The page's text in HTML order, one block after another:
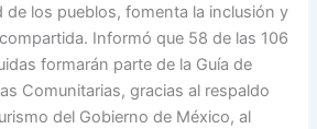
de los pueblos, fomenta la inclusión y
Informó que 58 de las 106
formarán parte de la Guía de
Comunitarias, gracias al respaldo
del Gobierno de México, al